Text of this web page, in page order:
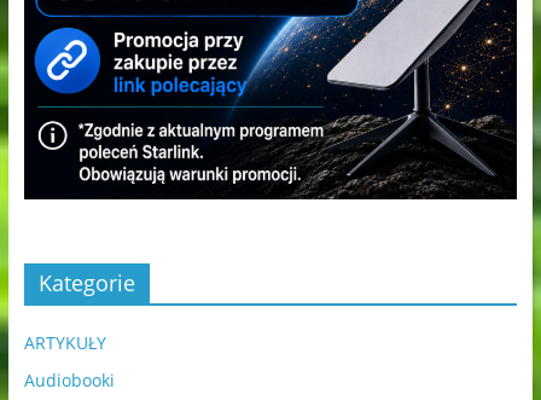
Kategorie
ARTYKUŁY
Audiobooki